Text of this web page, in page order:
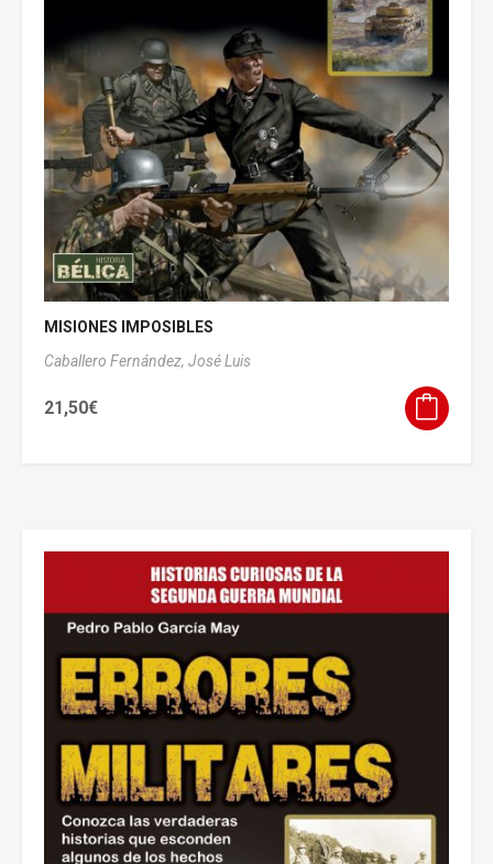
MISIONES IMPOSIBLES
Caballero Fernández, José Luis
21,50€